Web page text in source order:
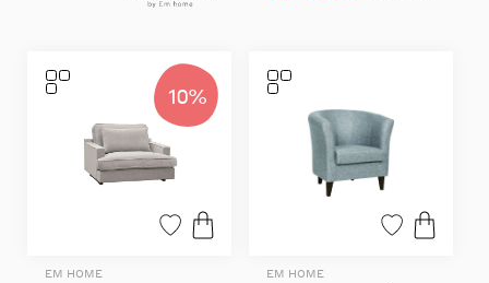
10%
EM HOME EM HOME